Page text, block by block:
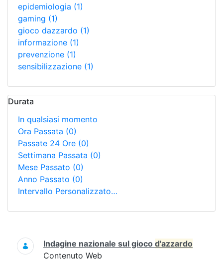
epidemiologia (1)
gaming (1)
gioco dazzardo (1)
informazione (1)
prevenzione (1)
sensibilizzazione (1)
Durata
In qualsiasi momento
Ora Passata (0)
Passate 24 Ore (0)
Settimana Passata (0)
Mese Passato (0)
Anno Passato (0)
Intervallo Personalizzato…
Ricerca
Indagine nazionale sul gioco d'azzardo
Contenuto Web